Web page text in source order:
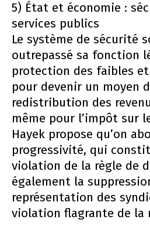
5) État et économie :
services publics
Le système de sécurité
outrepassé sa fonction
protection des faibles
pour devenir un moyen
redistribution des
même pour l’impôt sur
Hayek propose qu’on
progressivité, qui
violation de la règle de
également la
représentation des
violation flagrante de la